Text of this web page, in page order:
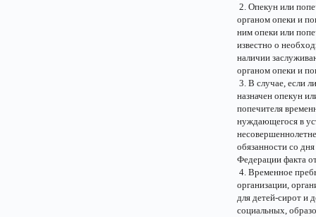
2. Опекун или
органом опеки и
ним опеки или
известно о
наличии
органом опеки и
3. В случае, если
назначен опекун
попечителя
нуждающегося в
обязанности со
Федерации факта
4. Временное
организации,
для детей-сирот и
социальных,